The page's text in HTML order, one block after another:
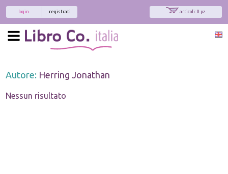
articoli: 0 pz.
registrati
login
Autore: Herring Jonathan
Nessun risultato